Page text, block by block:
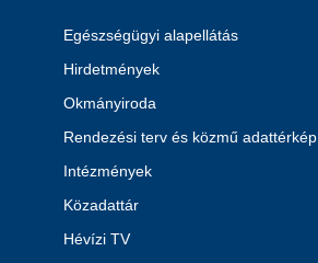
Egészségügyi alapellátás
Hirdetmények
Okmányiroda
Rendezési terv és közmű adattérkép
Intézmények
Közadattár
Hévízi TV